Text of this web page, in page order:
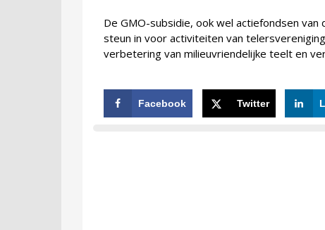
De GMO-subsidie, ook wel actiefondsen
steun in voor activiteiten van
verbetering van milieuvriendelijke teelt en
Facebook Twitter